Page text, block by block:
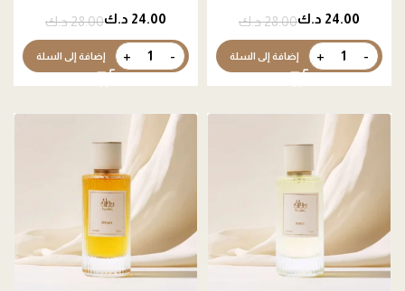
28.00د.ك 24.00 د.ك
إضافة إلى السلة
28.00د.ك 24.00 د.ك
إضافة إلى السلة